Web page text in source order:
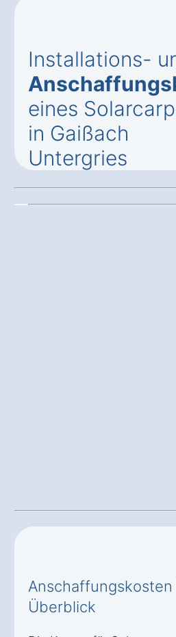
Installations-
eines
in Gaißach
Untergries
Anschaffungskosten
Überblick